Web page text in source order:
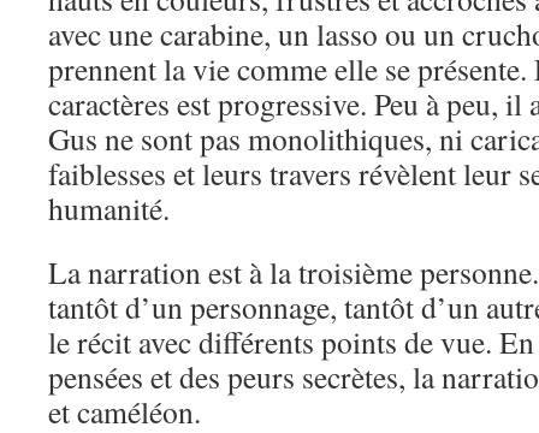
avec une carabine, un lasso ou un
prennent la vie comme elle se
caractères est progressive. Peu à peu,
Gus ne sont pas monolithiques, ni
faiblesses et leurs travers révèlent leur
humanité.
La narration est à la troisième
tantôt d’un personnage, tantôt d’un
le récit avec différents points de vue.
pensées et des peurs secrètes, la
et caméléon.